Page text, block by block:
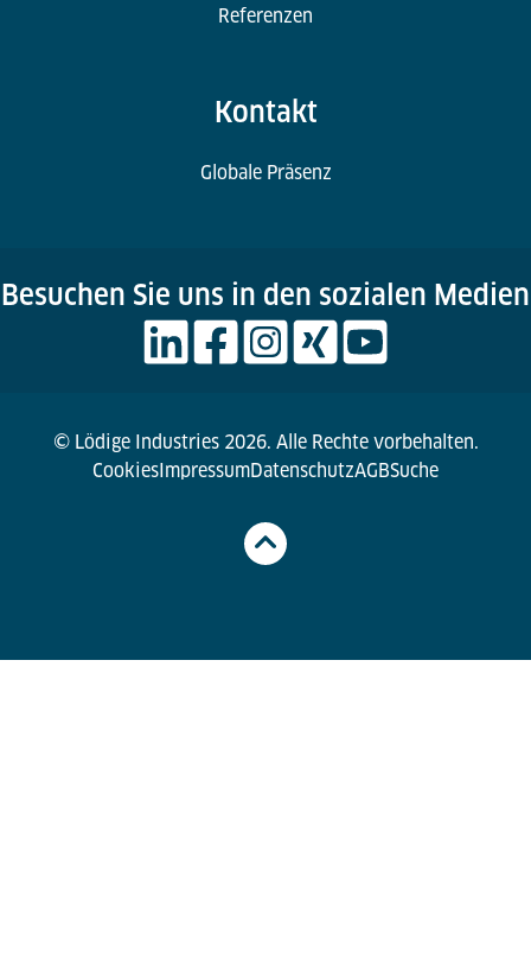
Referenzen
Kontakt
Globale Präsenz
Besuchen Sie uns in den sozialen Medien
© Lödige Industries 2026. Alle Rechte vorbehalten.
CookiesImpressumDatenschutzAGBSuche